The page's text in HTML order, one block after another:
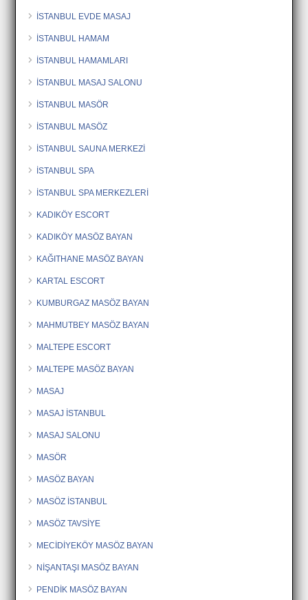
İSTANBUL EVDE MASAJ
İSTANBUL HAMAM
İSTANBUL HAMAMLARI
İSTANBUL MASAJ SALONU
İSTANBUL MASÖR
İSTANBUL MASÖZ
İSTANBUL SAUNA MERKEZİ
İSTANBUL SPA
İSTANBUL SPA MERKEZLERİ
KADIKÖY ESCORT
KADIKÖY MASÖZ BAYAN
KAĞITHANE MASÖZ BAYAN
KARTAL ESCORT
KUMBURGAZ MASÖZ BAYAN
MAHMUTBEY MASÖZ BAYAN
MALTEPE ESCORT
MALTEPE MASÖZ BAYAN
MASAJ
MASAJ İSTANBUL
MASAJ SALONU
MASÖR
MASÖZ BAYAN
MASÖZ İSTANBUL
MASÖZ TAVSİYE
MECİDİYEKÖY MASÖZ BAYAN
NİŞANTAŞI MASÖZ BAYAN
PENDİK MASÖZ BAYAN